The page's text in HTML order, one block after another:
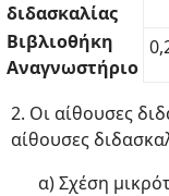
διδασκαλίας
Βιβλιοθήκη
Αναγνωστήριο
2. Οι αίθουσες
αίθουσες
α) Σχέση